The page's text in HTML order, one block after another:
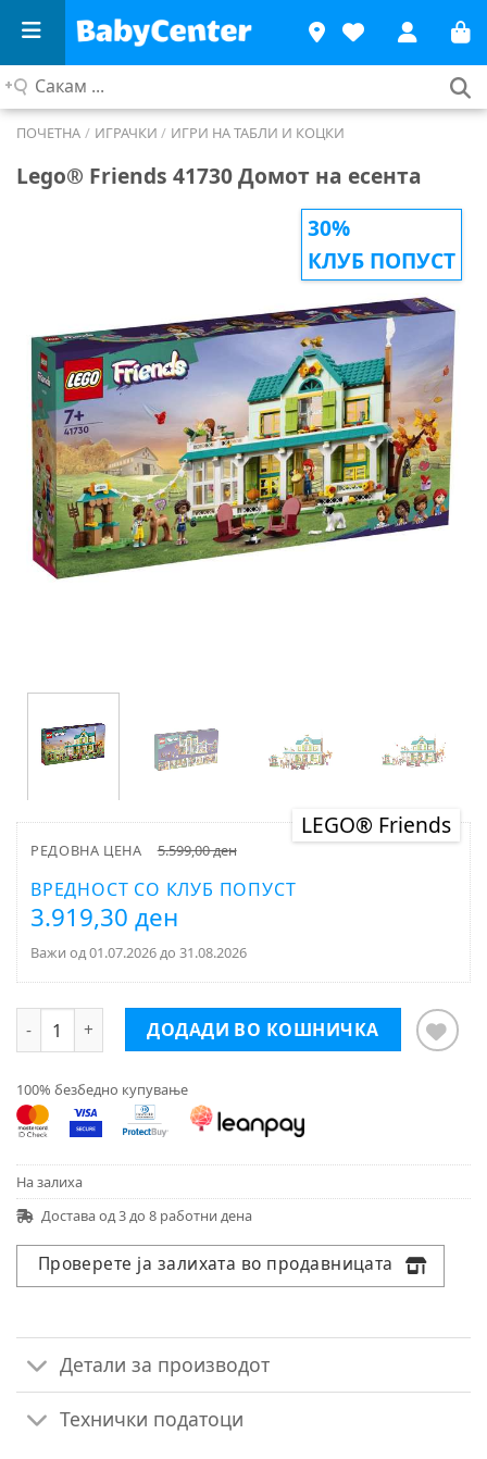
Сакам
ПОЧЕТНА / ИГРАЧКИ / ИГРИ НА ТАБЛИ И КОЦКИ
Lego® Friends 41730 Домот на есента
30%
КЛУБ ПОПУСТ
LEGO® Friends
РЕДОВНА ЦЕНА 5.599,00 ден
ВРЕДНОСТ СО КЛУБ ПОПУСТ
3.919,30 ден
Важи од 01.07.2026 до 31.08.2026
LEGO® Friends Lego® Friends 41730 Домот на есента
ДОДАДИ ВО КОШНИЧКА
100% безбедно купување
На залиха
Достава од 3 до 8 работни дена
Проверете ја залихата во продавницата
Детали за производот
Технички податоци